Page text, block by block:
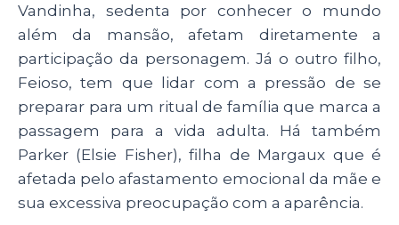
Vandinha, sedenta por conhecer o mundo
além da mansão, afetam diretamente a
participação da personagem. Já o outro filho,
Feioso, tem que lidar com a pressão de se
preparar para um ritual de família que marca a
passagem para a vida adulta. Há também
Parker (Elsie Fisher), filha de Margaux que é
afetada pelo afastamento emocional da mãe e
sua excessiva preocupação com a aparência.